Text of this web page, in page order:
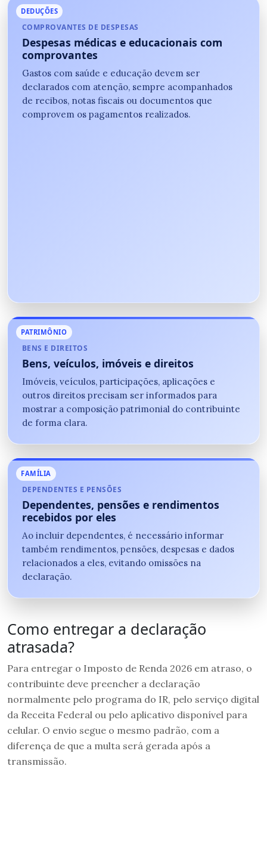
DEDUÇÕES
COMPROVANTES DE DESPESAS
Despesas médicas e educacionais com
comprovantes
Gastos com saúde e educação devem ser
declarados com atenção, sempre acompanhados
de recibos, notas fiscais ou documentos que
comprovem os pagamentos realizados.
PATRIMÔNIO
BENS E DIREITOS
Bens, veículos, imóveis e direitos
Imóveis, veículos, participações, aplicações e
outros direitos precisam ser informados para
mostrar a composição patrimonial do contribuinte
de forma clara.
FAMÍLIA
DEPENDENTES E PENSÕES
Dependentes, pensões e rendimentos
recebidos por eles
Ao incluir dependentes, é necessário informar
também rendimentos, pensões, despesas e dados
relacionados a eles, evitando omissões na
declaração.
Como entregar a declaração
atrasada?
Para entregar o Imposto de Renda 2026 em atraso, o
contribuinte deve preencher a declaração
normalmente pelo programa do IR, pelo serviço digital
da Receita Federal ou pelo aplicativo disponível para
celular. O envio segue o mesmo padrão, com a
diferença de que a multa será gerada após a
transmissão.